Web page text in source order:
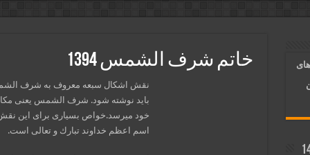
روایی | ذکر اسماء الحسنی برآورده شدن حاجت
خاتم شرف الشمس 1394
نقش اشكال سبعه معروف به شرف
باید نوشته شود. شرف الشمس یعنی
خود میرسد.خواص بسیاری برای این
اسم اعظم خداوند تبارك و تعالی است.